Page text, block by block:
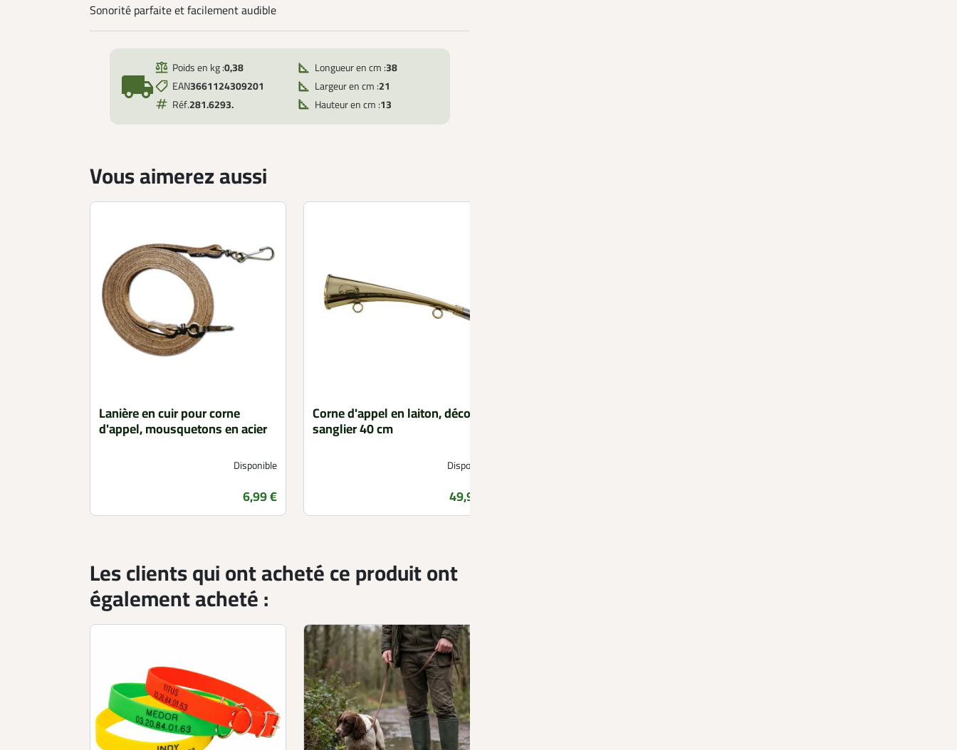
Sonorité parfaite et facilement audible
local_shipping
Poids en kg :0,38
EAN3661124309201
Réf.281.6293.
Longueur en cm :38
Largeur en cm :21
Hauteur en cm :13
Vous aimerez aussi
Lanière en cuir pour corne
d'appel, mousquetons en acier
Disponible
Prix
6,99 €
Corne d'appel en laiton, décor
sanglier 40 cm
Disponible
Prix
49,99 €
Les clients qui ont acheté ce produit ont
également acheté :